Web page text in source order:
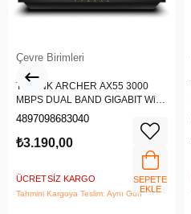
Çevre Birimleri
TP-LINK ARCHER AX55 3000
MBPS DUAL BAND GIGABIT Wi-Fi
6 ROUTER
4897098683040
₺3.190,00
ÜCRETSIZ KARGO
Tahmini Kargoya Teslim: Aynı Gün
SEPETE
EKLE